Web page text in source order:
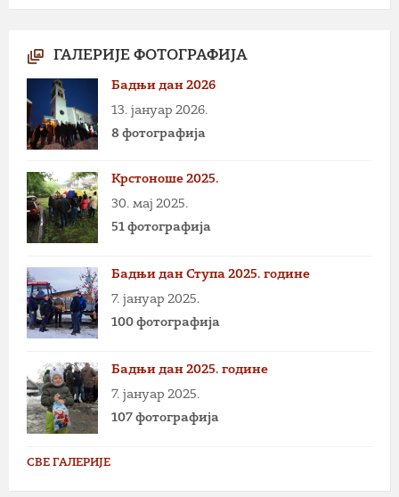
ГАЛЕРИЈЕ ФОТОГРАФИЈА
Бадњи дан 2026
13. јануар 2026.
8 фотографија
Крстоноше 2025.
30. мај 2025.
51 фотографија
Бадњи дан Ступа 2025. године
7. јануар 2025.
100 фотографија
Бадњи дан 2025. године
7. јануар 2025.
107 фотографија
СВЕ ГАЛЕРИЈЕ